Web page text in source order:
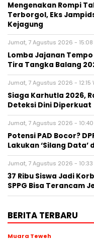
Mengenakan Rompi
Terborgol, Eks
Kejagung
Jumat, 7 Agustus 2026 - 15:08
Lomba Jajanan
Tira Tangka Balang
Jumat, 7 Agustus 2026 - 12:15
Siaga Karhutla 2026,
Deteksi Dini Diperkuat
Jumat, 7 Agustus 2026 - 10:40
Potensi PAD Bocor?
Lakukan ‘Silang Data’
Jumat, 7 Agustus 2026 - 10:33
37 Ribu Siswa Jadi
SPPG Bisa Terancam
BERITA TERBARU
Muara Teweh